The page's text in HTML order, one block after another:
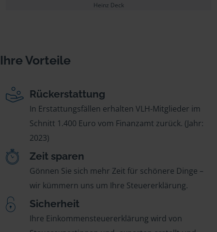
Heinz Deck
Ihre Vorteile
Rückerstattung
In Erstattungsfällen erhalten VLH-Mitglieder im
Schnitt 1.400 Euro vom Finanzamt zurück. (Jahr:
2023)
Zeit sparen
Gönnen Sie sich mehr Zeit für schönere Dinge –
wir kümmern uns um Ihre Steuererklärung.
Sicherheit
Ihre Einkommensteuererklärung wird von